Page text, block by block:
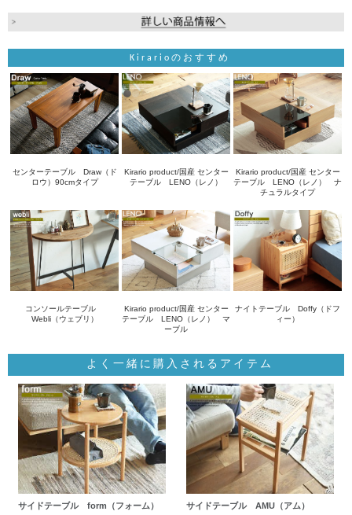
Kirarioのおすすめ
センターテーブル Draw（ド
ロウ）90cmタイプ
Kirario product/国産 センター
テーブル LENO（レノ）
Kirario product/国産 センター
テーブル LENO（レノ） ナ
チュラルタイプ
コンソールテーブル
Webli（ウェブリ）
Kirario product/国産 センター
テーブル LENO（レノ） マ
ーブル
ナイトテーブル Doffy（ドフ
ィー）
よく一緒に購入されるアイテム
サイドテーブル form（フォーム） サイドテーブル AMU（アム）